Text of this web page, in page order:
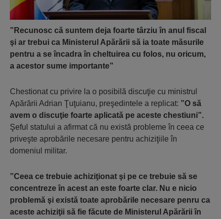
”Recunosc că suntem deja foarte târziu în anul fiscal
şi ar trebui ca Ministerul Apărării să ia toate măsurile
pentru a se încadra în cheltuirea cu folos, nu oricum,
a acestor sume importante”
Chestionat cu privire la o posibilă discuţie cu ministrul
Apărării Adrian Ţuţuianu, preşedintele a replicat: ”O să
avem o discuţie foarte aplicată pe aceste chestiuni”.
Şeful statului a afirmat că nu există probleme în ceea ce
priveşte aprobările necesare pentru achiziţiile în
domeniul militar.
”Ceea ce trebuie achiziţionat şi pe ce trebuie să se
concentreze în acest an este foarte clar. Nu e nicio
problemă şi există toate aprobările necesare penru ca
aceste achiziţii să fie făcute de Ministerul Apărării în